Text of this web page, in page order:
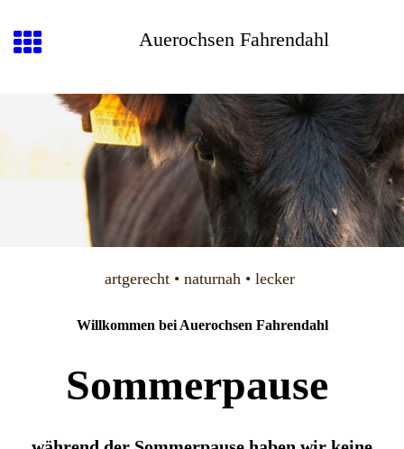
Auerochsen Fahrendahl
artgerecht • naturnah • lecker
Willkommen bei Auerochsen Fahrendahl
Sommerpause